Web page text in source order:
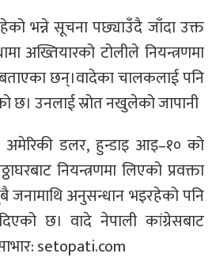
भन्ने सूचना पछ्याउँदै जाँदा उक्त
अख्तियारको टोलीले नियन्त्रणमा
छन्।वादेका चालकलाई पनि
छ। उनलाई स्रोत नखुलेको जापानी
डलर, हुन्डाइ आइ–१० को
नियन्त्रणमा लिएको प्रवक्ता
जनामाथि अनुसन्धान भइरहेको पनि
छ। वादे नेपाली कांग्रेसबाट
setopati.com